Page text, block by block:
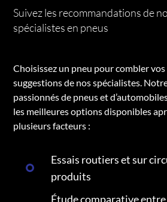
Suivez les recommandations de
spécialistes en pneus
Choisissez un pneu pour combler
suggestions de nos spécialistes.
passionnés de pneus et
les meilleures options disponibles
plusieurs facteurs :
Essais routiers et sur
produits
Étude comparative